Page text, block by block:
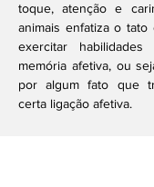
toque, atenção e
animais enfatiza o
exercitar
memória afetiva, ou
por algum fato que
certa ligação afetiva.